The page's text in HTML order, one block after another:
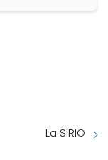
La SIRIO